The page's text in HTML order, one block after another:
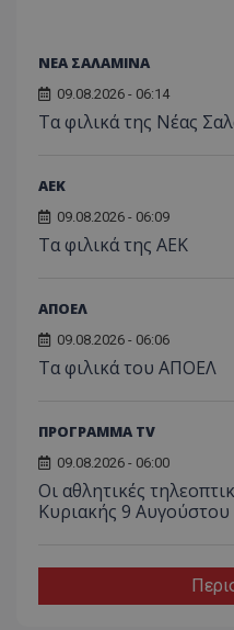
ΝΕΑ ΣΑΛΑΜΙΝΑ
09.08.2026 - 06:14
Τα φιλικά της Νέας
ΑEK
09.08.2026 - 06:09
Τα φιλικά της ΑΕΚ
ΑΠΟΕΛ
09.08.2026 - 06:06
Τα φιλικά του ΑΠΟΕΛ
ΠΡΟΓΡΑΜΜΑ TV
09.08.2026 - 06:00
Οι αθλητικές
Κυριακής 9 Αυγούστου